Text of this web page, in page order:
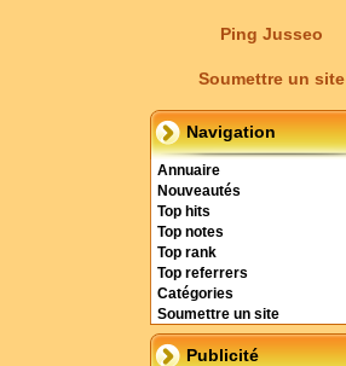
Ping Jusseo
Soumettre un site
Navigation
Annuaire
Nouveautés
Top hits
Top notes
Top rank
Top referrers
Catégories
Soumettre un site
Publicité